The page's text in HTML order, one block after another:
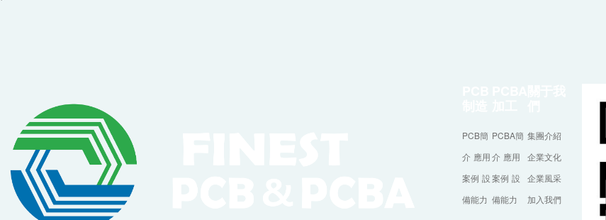
PCB簡
介 應用
案例 設
備能力
PCBA簡
介 應用
案例 設
備能力
集團介紹
企業文化
企業風采
加入我們